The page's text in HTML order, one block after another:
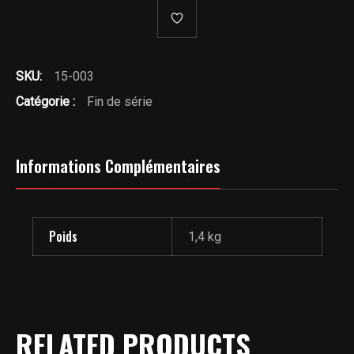
SKU:
15-003
Catégorie :
Fin de série
Informations Complémentaires
Poids 1,4 kg
RELATED PRODUCTS